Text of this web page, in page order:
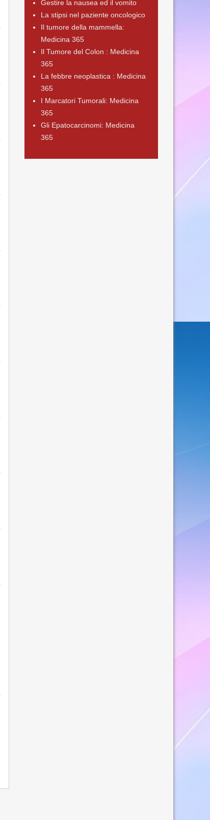
Gestire la nausea ed il vomito
La stipsi nel paziente oncologico
Il tumore della mammella:
Medicina 365
Il Tumore del Colon : Medicina
365
La febbre neoplastica : Medicina
365
I Marcatori Tumorali: Medicina
365
Gli Epatocarcinomi: Medicina
365